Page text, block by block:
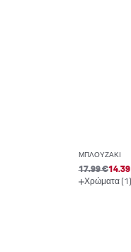
ΜΠΛΟΥΖΆΚΙ
17.99 €
Χρώματα (1)